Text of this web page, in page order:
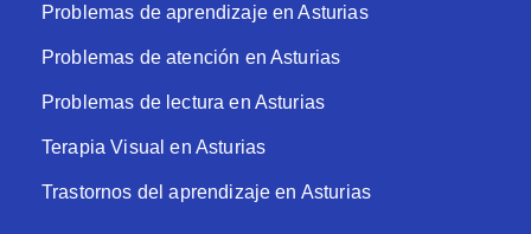
Problemas de aprendizaje en Asturias
Problemas de atención en Asturias
Problemas de lectura en Asturias
Terapia Visual en Asturias
Trastornos del aprendizaje en Asturias